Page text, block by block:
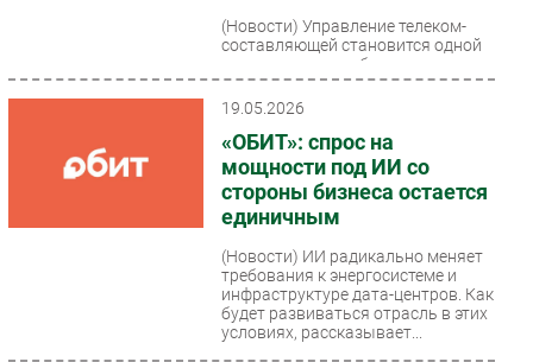
(Новости) Управление телеком-
составляющей становится одной
из системных проблем для
объектов коммерческой
недвижимости — бизнес- и
торговых...
19.05.2026
«ОБИТ»: спрос на
мощности под ИИ со
стороны бизнеса остается
единичным
(Новости) ИИ радикально меняет
требования к энергосистеме и
инфраструктуре дата-центров. Как
будет развиваться отрасль в этих
условиях, рассказывает...